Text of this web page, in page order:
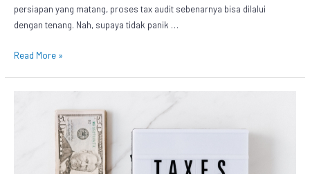
persiapan yang matang, proses tax audit sebenarnya bisa dilalui
dengan tenang. Nah, supaya tidak panik …
Read More »